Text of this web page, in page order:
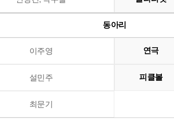
동아리
이주영 연극
설민주 피클볼
최문기